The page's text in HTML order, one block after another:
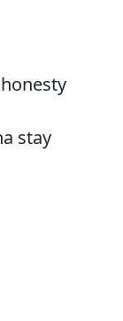
stay